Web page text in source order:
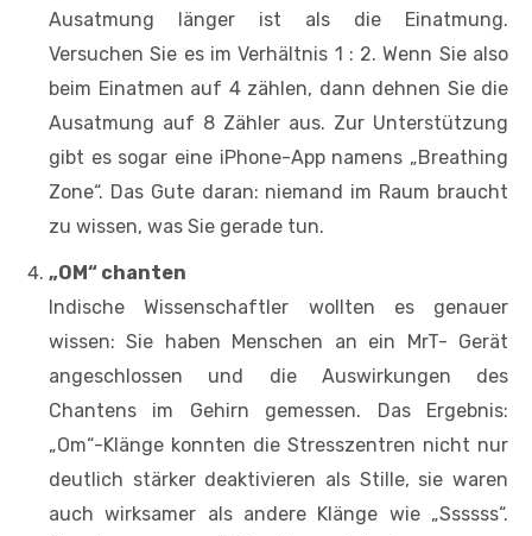
Ausatmung länger ist als die Einatmung.
Versuchen Sie es im Verhältnis 1 : 2. Wenn Sie also
beim Einatmen auf 4 zählen, dann dehnen Sie die
Ausatmung auf 8 Zähler aus. Zur Unterstützung
gibt es sogar eine iPhone-App namens „Breathing
Zone“. Das Gute daran: niemand im Raum braucht
zu wissen, was Sie gerade tun.
„OM“ chanten
Indische Wissenschaftler wollten es genauer
wissen: Sie haben Menschen an ein MrT- Gerät
angeschlossen und die Auswirkungen des
Chantens im Gehirn gemessen. Das Ergebnis:
„Om“-Klänge konnten die Stresszentren nicht nur
deutlich stärker deaktivieren als Stille, sie waren
auch wirksamer als andere Klänge wie „Ssssss“.